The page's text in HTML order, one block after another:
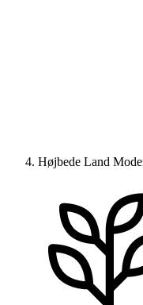
Højbede Land